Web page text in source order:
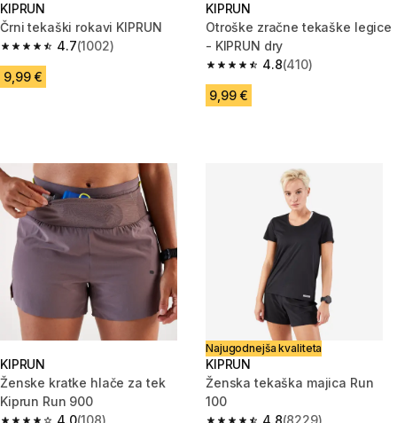
KIPRUN
Črni tekaški rokavi KIPRUN
4.7
4.7 od 5 zvezdic from 1002 ocene
(1002)
9,99 €
KIPRUN
Otroške zračne tekaške legice
- KIPRUN dry
4.8
4.8 od 5 zvezdic from 410
(410)
9,99 €
KIPRUN
Ženske kratke hlače za tek
Kiprun Run 900
4.0(108)
Najugodnejša kvaliteta
KIPRUN
Ženska tekaška majica Run
100
4.8(8229)